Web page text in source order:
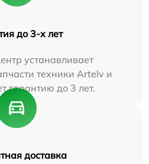
до 3-х лет
устанавливает
техники Artelv и
гарантию до 3 лет.
доставка